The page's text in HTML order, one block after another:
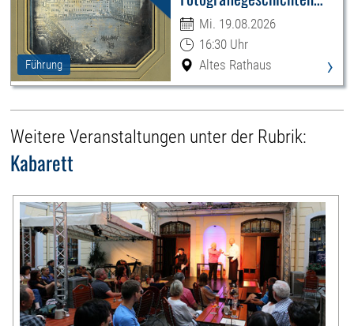
Führung
Leipzigs
Mi. 19.08.2026
16:30 Uhr
Altes Rathaus
›
Weitere Veranstaltungen unter der Rubrik:
Kabarett